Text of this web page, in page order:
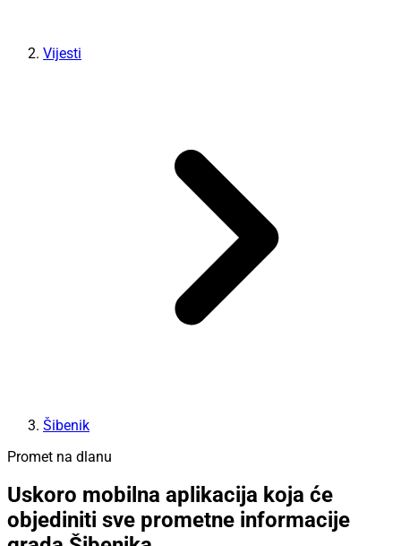
Vijesti
Šibenik
Promet na dlanu
Uskoro mobilna aplikacija koja će
objediniti sve prometne informacije